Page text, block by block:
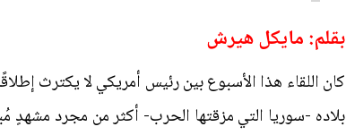
بقلم: مايكل هيرش
كان اللقاء هذا الأسبوع بين رئيس أمريكي لا يكترث
بلاده -سوريا التي مزقتها الحرب- أكثر من مجرد مشهدٍ